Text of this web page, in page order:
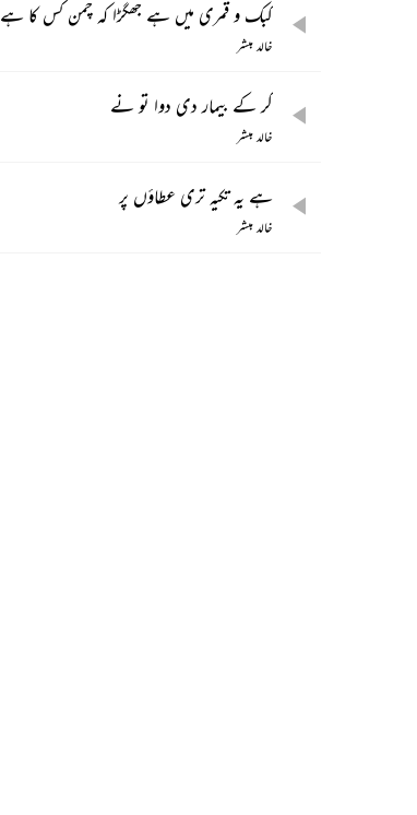
کبک و قمری میں ہے جھگڑا کہ چمن کس کا ہے
خالد مبشر
کر کے بیمار دی دوا تو نے
خالد مبشر
ہے یہ تکیہ تری عطاؤں پر
خالد مبشر